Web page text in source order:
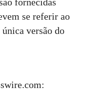
se referir ao
versão do